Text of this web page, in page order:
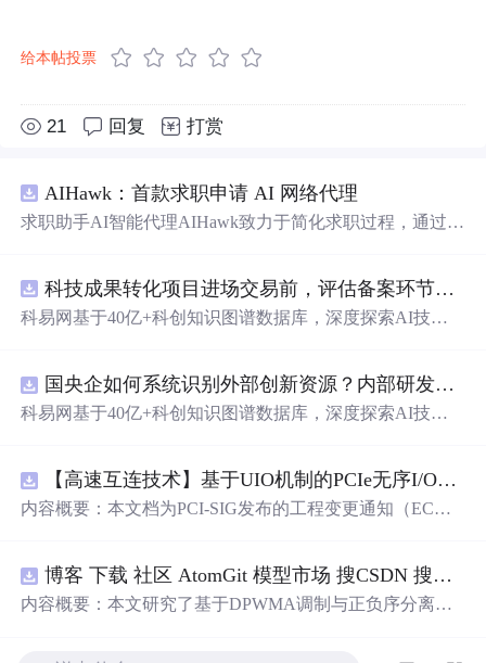
给本帖投票
21 回复 打赏
AIHawk：首款求职申请 AI 网络代理
求职助手AI智能代理AIHawk致力于简化求职过程，通过自
科技成果转化项目进场交易前，评估备案环节需要准备哪些材料？.docx
科易网基于40亿+科创知识图谱数据库，深度探索AI技术
新领域的AI+数智化解决方案，推动科技创新与产业创新
智能化发展。
国央企如何系统识别外部创新资源？内部研发体系完善，但对外部高校、中小科技企业技术能力缺乏动态认知。.docx
科易网基于40亿+科创知识图谱数据库，深度探索AI技术
新领域的AI+数智化解决方案，推动科技创新与产业创新
智能化发展。
【高速互连技术】基于UIO机制的PCIe无序I/O扩展：多路径架构下内存请求的高性能传输与排序控制方案设计
内容概要：本文档为PCI-SIG发布的工程变更通知（EC
规则对多路径拓扑和高性能IO系统的限制。UIO基于Flit模
式，定义了一套新的TLP（事务层包）类型和规则，允许
博客 下载 社区 AtomGit 模型市场 搜CSDN 搜索 AI 搜索 会员中心 创作中心 基于DPWMA调制与正负序分离的ANPC三电平并网逆变器前馈控制策略研究（Simulink仿真实现）
内容概要：本文研究了基于DPWMA调制与正负序分离的